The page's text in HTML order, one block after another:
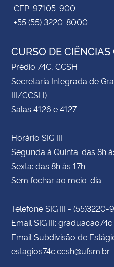
CEP: 97105-900
+55 (55) 3220-8000
CURSO DE
Prédio 74C, CCSH
Secretaria Integrada de
III/CCSH)
Salas 4126 e 4127
Horário SIG III
Segunda à Quinta: das 8h
Sexta: das 8h às 17h
Sem fechar ao meio-dia
Telefone SIG III - (55)3220-
Email SIG III:
Email Subdivisão de
estagios74c.ccsh@ufsm.br